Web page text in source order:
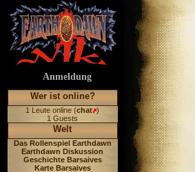
Anmeldung
Wer ist online?
1 Leute online (chat )
1 Guests
Welt
Das Rollenspiel Earthdawn
Earthdawn Diskussion
Geschichte Barsaives
Karte Barsaives